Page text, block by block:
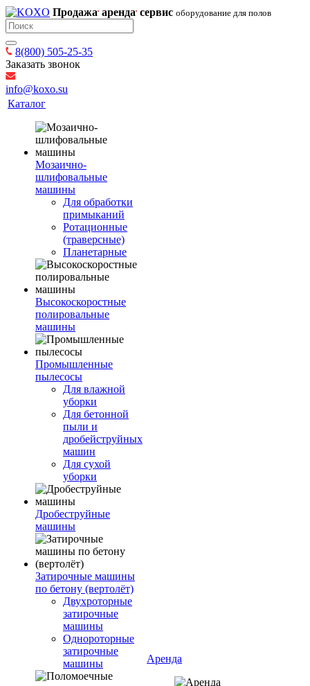
Продажа аренда сервис оборудование для полов
8(800) 505-25-35
Заказать звонок
info@koxo.su
Каталог
Мозаично-
шлифовальные
машины
Для обработки
примыканий
Ротационные
(траверсные)
Планетарные
Высокоскоростные
полировальные
машины
Промышленные
пылесосы
Для влажной
уборки
Для бетонной
пыли и
дробейструйных
машин
Для сухой
уборки
Дробеструйные
машины
Затирочные машины
по бетону (вертолёт)
Двухроторные
затирочные
машины
Однороторные
затирочные
машины
Аренда